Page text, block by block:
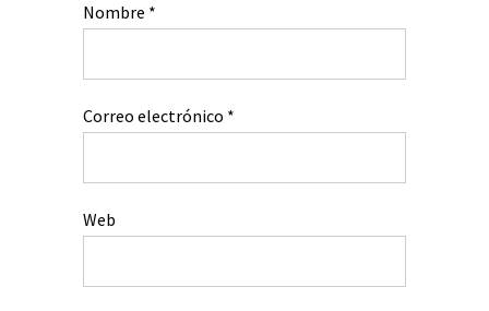
Nombre *
Correo electrónico *
Web